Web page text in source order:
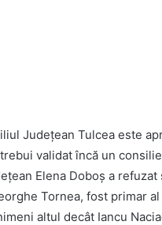
Județean Tulcea este
validat încă un
Elena Doboș a refuzat
Tornea, fost primar
altul decât Iancu